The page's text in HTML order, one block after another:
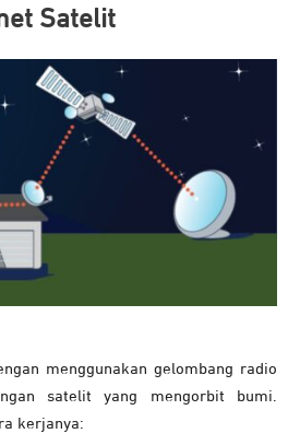
Satelit
menggunakan gelombang radio
satelit yang mengorbit bumi.
kerjanya: